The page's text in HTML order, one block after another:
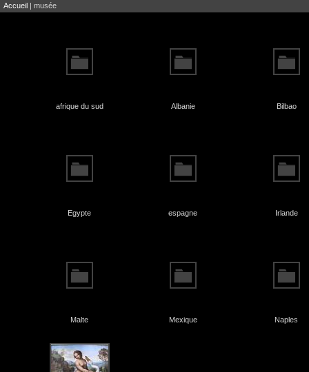
Accueil | musée
afrique du sud Albanie Bilbao
Egypte espagne Irlande
Malte Mexique Naples